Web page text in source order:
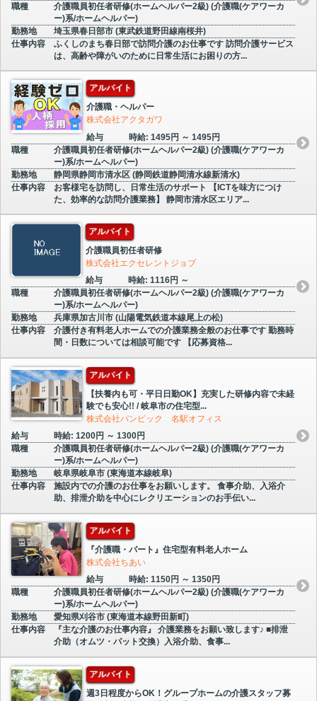
職種
介護職員初任者研修(ホームヘルパー2級) (介護職(ケアワーカ
ー)系/ホームヘルパー)
勤務地
埼玉県春日部市 (東武鉄道野田線南桜井)
仕事内容
ふくしのまち春日部で訪問介護のお仕事です 訪問介護サービス
は、高齢や障がいのために日常生活にお困りの方...
アルバイト
介護職・ヘルパー
株式会社アクタガワ
給与
時給: 1495円 ～ 1495円
職種
介護職員初任者研修(ホームヘルパー2級) (介護職(ケアワーカ
ー)系/ホームヘルパー)
勤務地
静岡県静岡市清水区 (静岡鉄道静岡清水線新清水)
仕事内容
お客様宅を訪問し、日常生活のサポート 【ICTを味方につけ
た、効率的な訪問介護業務】 静岡市清水区エリア...
アルバイト
介護職員初任者研修
株式会社エクセレントジョブ
給与
時給: 1116円 ～
職種
介護職員初任者研修(ホームヘルパー2級) (介護職(ケアワーカ
ー)系/ホームヘルパー)
勤務地
兵庫県加古川市 (山陽電気鉄道本線尾上の松)
仕事内容
介護付き有料老人ホームでの介護業務全般のお仕事です 勤務時
間・日数については相談可能です 【応募資格...
アルバイト
【扶養内も可・平日日勤OK】充実した研修内容で未経
験でも安心!! / 岐阜市の住宅型...
株式会社パンピック 名駅オフィス
給与
時給: 1200円 ～ 1300円
職種
介護職員初任者研修(ホームヘルパー2級) (介護職(ケアワーカ
ー)系/ホームヘルパー)
勤務地
岐阜県岐阜市 (東海道本線岐阜)
仕事内容
施設内での介護のお仕事をお願いします。 食事介助、入浴介
助、排泄介助を中心にレクリエーションのお手伝い...
アルバイト
『介護職・パート』住宅型有料老人ホーム
株式会社ちあい
給与
時給: 1150円 ～ 1350円
職種
介護職員初任者研修(ホームヘルパー2級) (介護職(ケアワーカ
ー)系/ホームヘルパー)
勤務地
愛知県刈谷市 (東海道本線野田新町)
仕事内容
『主な介護のお仕事内容』 介護業務をお願い致します♪ ■排泄
介助（オムツ・パット交換）入浴介助、食事...
アルバイト
週3日程度からOK！グループホームの介護スタッフ募